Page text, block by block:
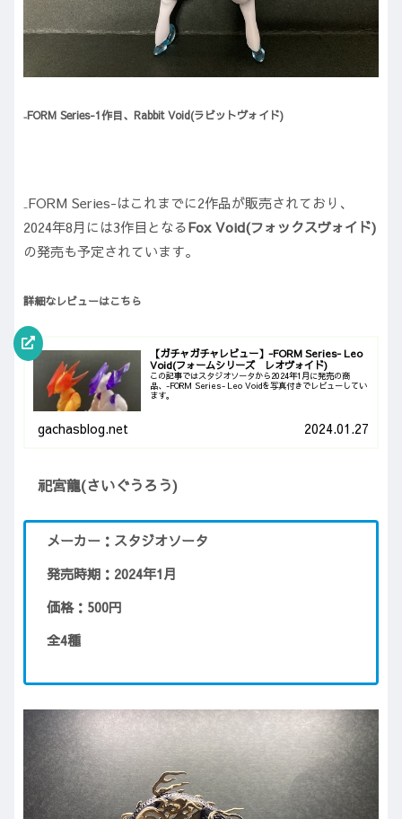
₋FORM Series-1作目、Rabbit Void(ラビットヴォイド)
₋FORM Series-はこれまでに2作品が販売されており、
2024年8月には3作目となるFox Void(フォックスヴォイド)
の発売も予定されています。
詳細なレビューはこちら
【ガチャガチャレビュー】-FORM Series- Leo
Void(フォームシリーズ レオヴォイド)
この記事ではスタジオソータから2024年1月に発売の商
品、-FORM Series- Leo Voidを写真付きでレビューしてい
ます。
gachasblog.net 2024.01.27
祀宮龍(さいぐうろう)
メーカー：スタジオソータ
発売時期：2024年1月
価格：500円
全4種